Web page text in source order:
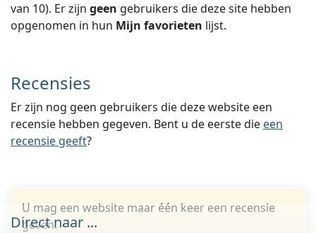
van 10). Er zijn geen gebruikers die deze site hebben
opgenomen in hun Mijn favorieten lijst.
Recensies
Er zijn nog geen gebruikers die deze website een
recensie hebben gegeven. Bent u de eerste die een
recensie geeft?
U mag een website maar één keer een recensie
geven.
Direct naar ...